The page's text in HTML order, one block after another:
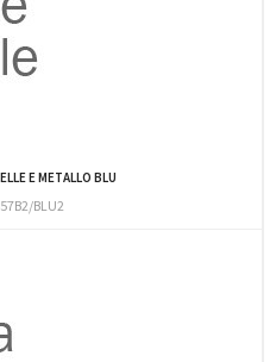
E METALLO BLU
BLU2